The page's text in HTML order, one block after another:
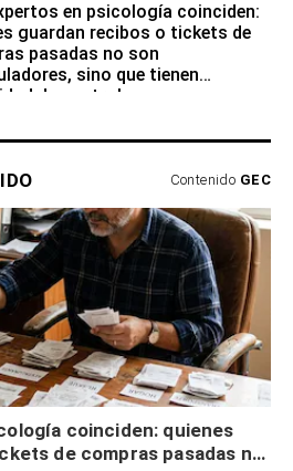
en psicología coinciden:
guardan recibos o tickets de
pasadas no son
sino que tienen
de control
Contenido GEC
coinciden: quienes
de compras pasadas no